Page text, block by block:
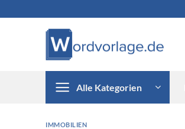
Alle Kategorien
IMMOBILIEN